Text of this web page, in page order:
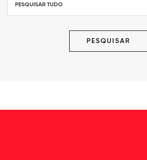
PESQUISAR TUDO
PESQUISAR